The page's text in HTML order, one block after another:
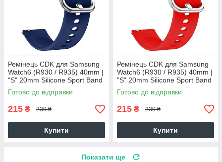
Ремінець CDK для Samsung
Watch6 (R930 / R935) 40mm |
"S" 20mm Silicone Sport Band
Classic (012194) (dark blue)
Готово до відправки
215 ₴ 230 ₴
Купити
Ремінець CDK для Samsung
Watch6 (R930 / R935) 40mm |
"S" 20mm Silicone Sport Band
Classic (012194) (red)
Готово до відправки
215 ₴ 230 ₴
Купити
Показати ще